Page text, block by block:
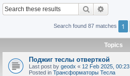
Search
Search found 87 matches 1
Topics
Поджиг теслы отверткой
Last post by geodx « 12 Feb 2025, 00:23
Posted in Трансформаторы Тесла